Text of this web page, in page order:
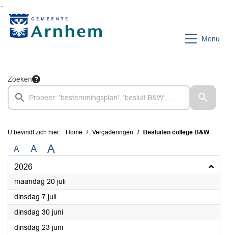
Menu
Zoeken
U bevindt zich hier: Home Vergaderingen Besluiten college B&W
A A A
2026
maandag 20 juli2026
dinsdag 7 juli2026
dinsdag 30 juni2026
dinsdag 23 juni2026